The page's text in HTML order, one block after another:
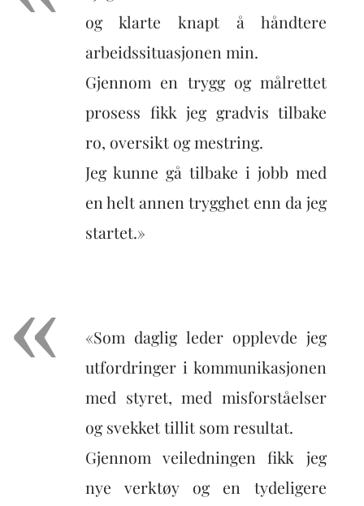
og klarte knapt å håndtere
arbeidssituasjonen min.
Gjennom en trygg og målrettet
prosess fikk jeg gradvis tilbake
ro, oversikt og mestring.
Jeg kunne gå tilbake i jobb med
en helt annen trygghet enn da jeg
startet.»
«Som daglig leder opplevde jeg
utfordringer i kommunikasjonen
med styret, med misforståelser
og svekket tillit som resultat.
Gjennom veiledningen fikk jeg
nye verktøy og en tydeligere